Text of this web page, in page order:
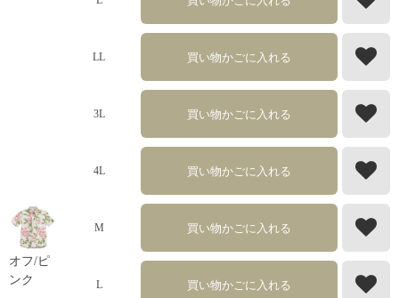
LL 買い物かごに入れる
3L 買い物かごに入れる
4L 買い物かごに入れる
オフ/ピ
ンク
M 買い物かごに入れる
L 買い物かごに入れる